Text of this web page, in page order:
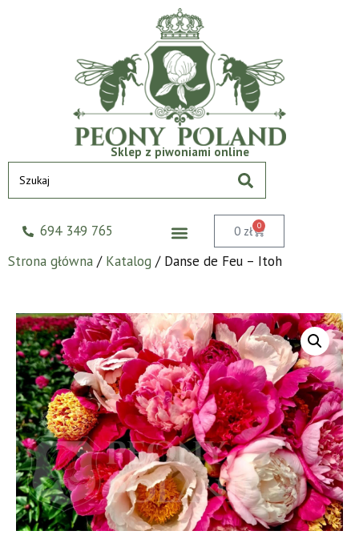
Sklep z piwoniami online
694 349 765 0 zł 0
Strona główna / Katalog / Danse de Feu – Itoh